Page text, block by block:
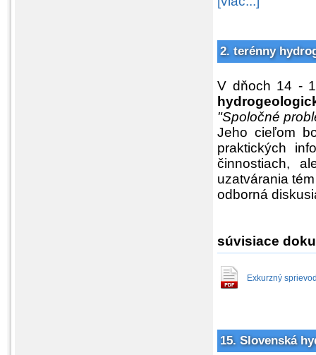
2. terénny
V dňoch 14 -
"Spoločné
Jeho cieľom
praktických
činnostiach,
uzatvárania
odborná
súvisiace
Exkurzný
15. Slovenská